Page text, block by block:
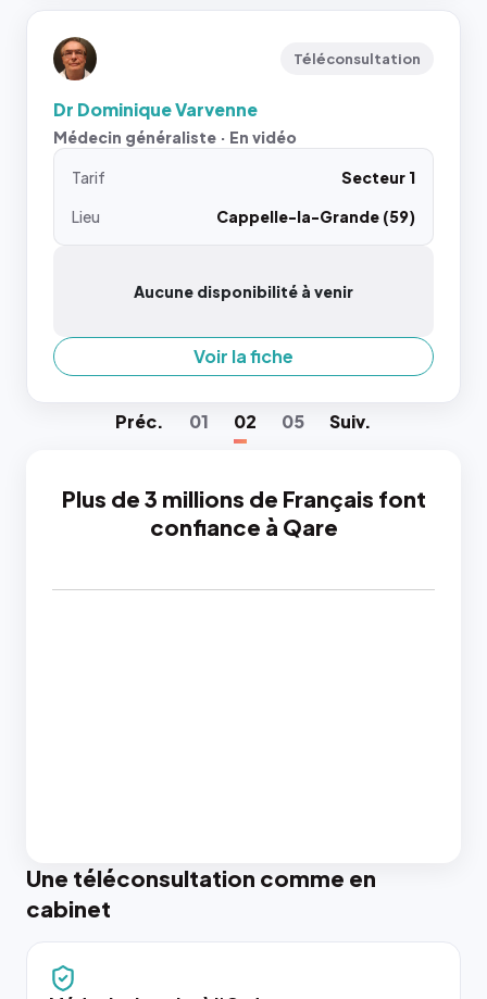
Téléconsultation
Dr Dominique Varvenne
Médecin généraliste · En vidéo
Tarif
Secteur 1
Lieu
Cappelle-la-Grande (59)
Aucune disponibilité à venir
Voir la fiche
Préc. 01 02 05 Suiv.
Plus de 3 millions de Français font
confiance à Qare
Une téléconsultation comme en
cabinet